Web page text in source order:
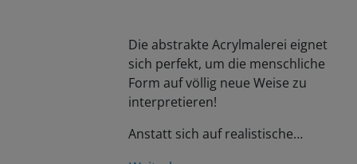
Die abstrakte Acrylmalerei eignet
sich perfekt, um die menschliche
Form auf völlig neue Weise zu
interpretieren!
Anstatt sich auf realistische…